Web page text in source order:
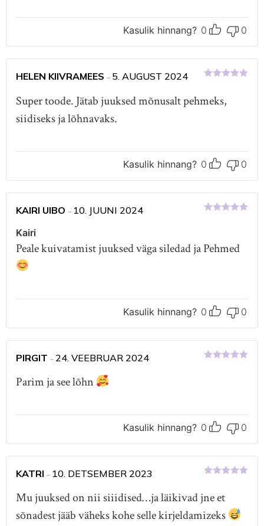
Kasulik hinnang? 0 0
HELEN KIIVRAMEES – 5. AUGUST 2024
Super toode. Jätab juuksed mõnusalt pehmeks,
siidiseks ja lõhnavaks.
Kasulik hinnang? 0 0
KAIRI UIBO – 10. JUUNI 2024
Kairi
Peale kuivatamist juuksed väga siledad ja Pehmed
Kasulik hinnang? 0 0
PIRGIT –24. VEEBRUAR 2024
Parim ja see lõhn
Kasulik hinnang? 0 0
KATRI – 10. DETSEMBER 2023
Mu juuksed on nii siiidised…ja läikivad jne et
sõnadest jääb väheks kohe selle kirjeldamizeks